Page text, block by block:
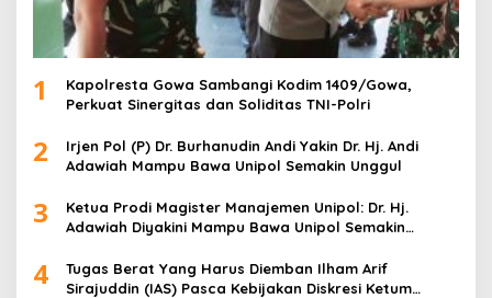
1
Kapolresta Gowa Sambangi Kodim 1409/Gowa,
Perkuat Sinergitas dan Soliditas TNI-Polri
2
Irjen Pol (P) Dr. Burhanudin Andi Yakin Dr. Hj. Andi
Adawiah Mampu Bawa Unipol Semakin Unggul
3
Ketua Prodi Magister Manajemen Unipol: Dr. Hj.
Adawiah Diyakini Mampu Bawa Unipol Semakin
4
Tugas Berat Yang Harus Diemban Ilham Arif
Sirajuddin (IAS) Pasca Kebijakan Diskresi Ketum